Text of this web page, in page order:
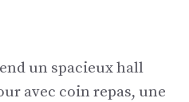
un spacieux hall
avec coin repas, une